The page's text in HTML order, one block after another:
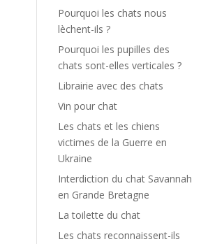
Pourquoi les chats nous
lèchent-ils ?
Pourquoi les pupilles des
chats sont-elles verticales ?
Librairie avec des chats
Vin pour chat
Les chats et les chiens
victimes de la Guerre en
Ukraine
Interdiction du chat Savannah
en Grande Bretagne
La toilette du chat
Les chats reconnaissent-ils